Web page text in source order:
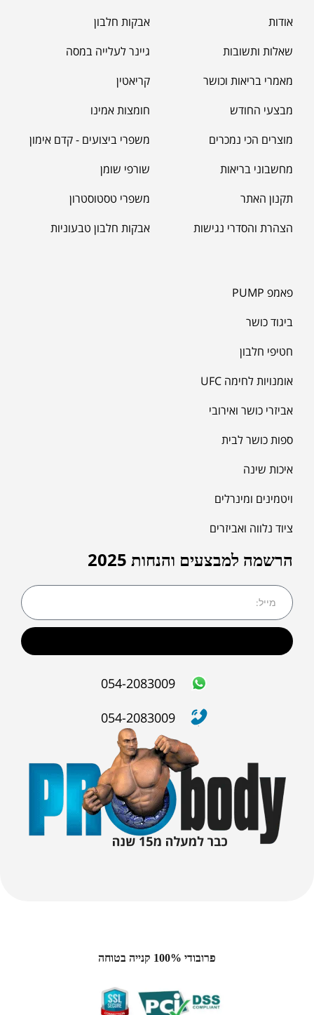
אודות
שאלות ותשובות
מאמרי בריאות וכושר
מבצעי החודש
מוצרים הכי נמכרים
מחשבוני בריאות
תקנון האתר
הצהרת והסדרי נגישות
אבקות חלבון
גיינר לעלייה במסה
קריאטין
חומצות אמינו
משפרי ביצועים - קדם אימון
שורפי שומן
משפרי טסטוסטרון
אבקות חלבון טבעוניות
פאמפ PUMP
ביגוד כושר
חטיפי חלבון
אומנויות לחימה UFC
אביזרי כושר ואירובי
ספות כושר לבית
איכות שינה
ויטמינים ומינרלים
ציוד נלווה ואביזרים
הרשמה למבצעים והנחות 2025
054-2083009
054-2083009
פרובודי 100% קנייה בטוחה